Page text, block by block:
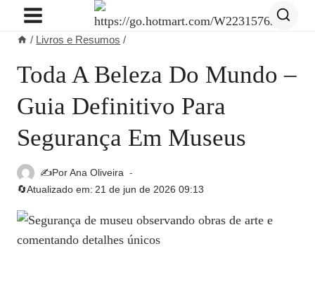
Pular
Conteúdo
/ Livros e Resumos /
Toda A Beleza Do Mundo –
Guia Definitivo Para
Segurança Em Museus
✍️PorAna Oliveira
🔄Atualizado em: 21 de jun de 2026 09:13